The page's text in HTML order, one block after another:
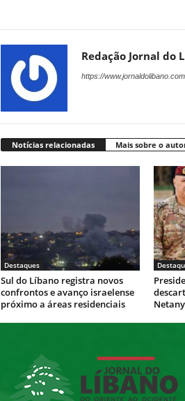
Redação Jornal do
https://
Notícias relacionadas Mais sobre o
Destaques
Sul do Líbano registra novos
confrontos e avanço israelense
próximo a áreas residenciais